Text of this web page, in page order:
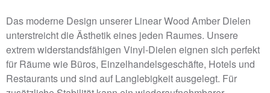
Das moderne Design unserer Linear Wood Amber Dielen
unterstreicht die Ästhetik eines jeden Raumes. Unsere
extrem widerstandsfähigen Vinyl-Dielen eignen sich perfekt
für Räume wie Büros, Einzelhandelsgeschäfte, Hotels und
Restaurants und sind auf Langlebigkeit ausgelegt. Für